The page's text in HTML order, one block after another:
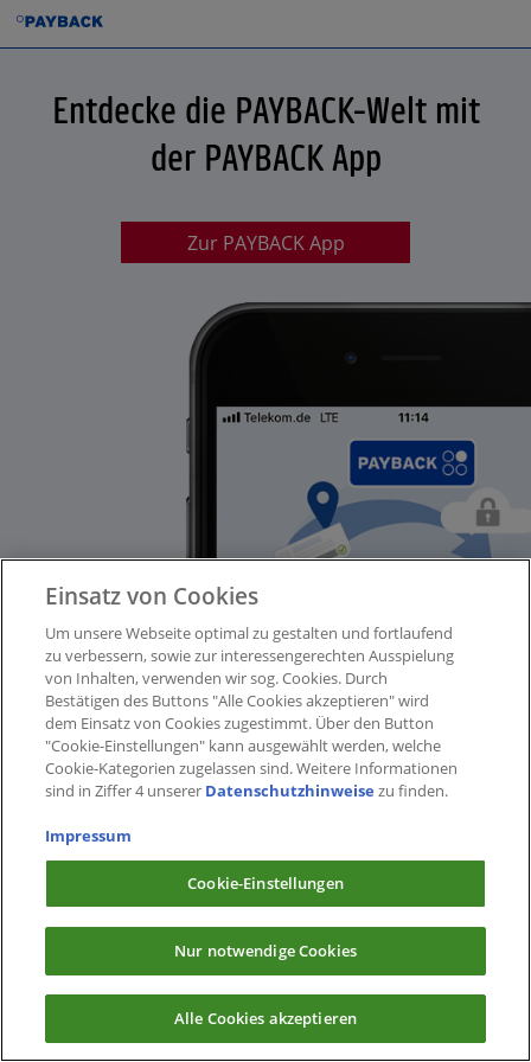
Entdecke die PAYBACK-Welt mit
der PAYBACK App
Zur PAYBACK App
Einsatz von Cookies
Um unsere Webseite optimal zu gestalten und fortlaufend
zu verbessern, sowie zur interessengerechten Ausspielung
von Inhalten, verwenden wir sog. Cookies. Durch
Bestätigen des Buttons "Alle Cookies akzeptieren" wird
dem Einsatz von Cookies zugestimmt. Über den Button
"Cookie-Einstellungen" kann ausgewählt werden, welche
Cookie-Kategorien zugelassen sind. Weitere Informationen
sind in Ziffer 4 unserer Datenschutzhinweise zu finden.
Impressum
Cookie-Einstellungen
Nur notwendige Cookies
Alle Cookies akzeptieren